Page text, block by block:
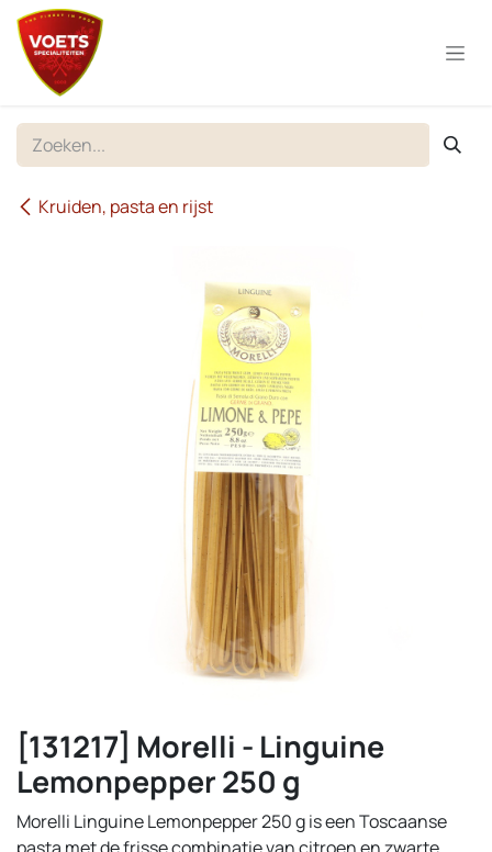
Overslaan naar inhoud
Kruiden, pasta en rijst
[131217] Morelli - Linguine
Lemonpepper 250 g
Morelli Linguine Lemonpepper 250 g is een Toscaanse